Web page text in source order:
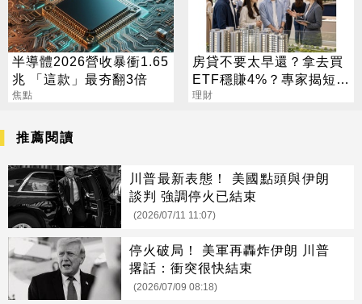
半導體2026營收暴衝1.65
兆 「這款」最夯翻3倍
焦點
房貸不要太早還？拿去買
ETF穩賺4%？專家揭短影
音沒說完的真相
理財
推薦閱讀
川普最新表態！ 美國點頭與伊朗
談判 強調停火已結束
(2026/07/11 11:07)
停火破局！ 美軍再轟炸伊朗 川普
撂話：衝突很快結束
(2026/07/09 08:18)